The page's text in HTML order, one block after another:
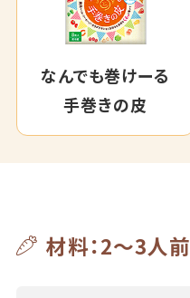
なんでも巻けーる
手巻きの皮
材料：2～3人前